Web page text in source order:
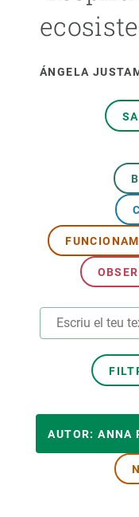
ÁNGELA
TEMES
AUTOR: ANNA